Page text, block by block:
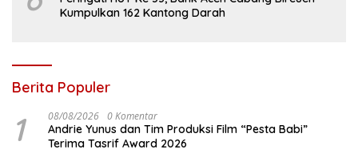
Kumpulkan 162 Kantong Darah
Berita Populer
1 08/08/2026 0 Komentar
Andrie Yunus dan Tim Produksi Film “Pesta Babi”
Terima Tasrif Award 2026